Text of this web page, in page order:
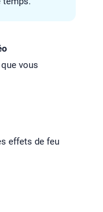
vous
effets de feu